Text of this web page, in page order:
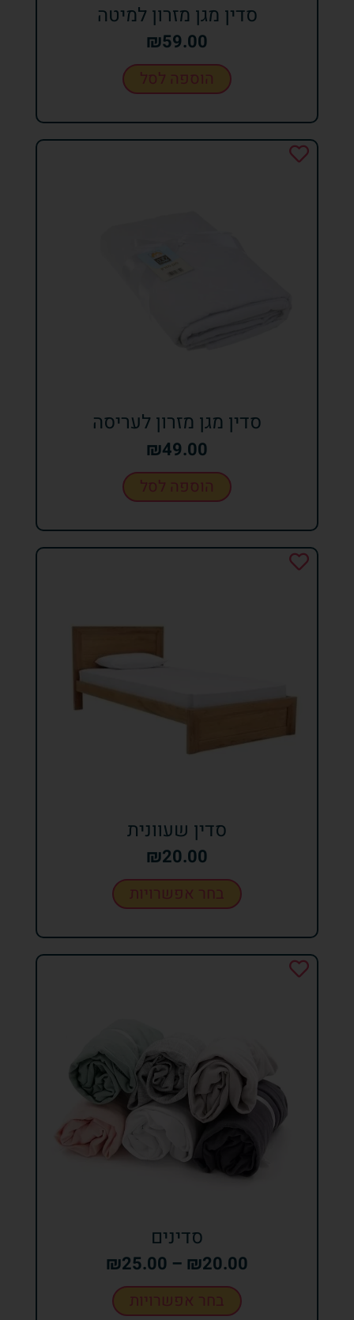
סדין מגן מזרון למיטה
₪59.00
הוספה לסל
סדין מגן מזרון לעריסה
₪49.00
הוספה לסל
סדין שעוונית
₪20.00
בחר אפשרויות
סדינים
₪20.00
–
₪25.00
בחר אפשרויות